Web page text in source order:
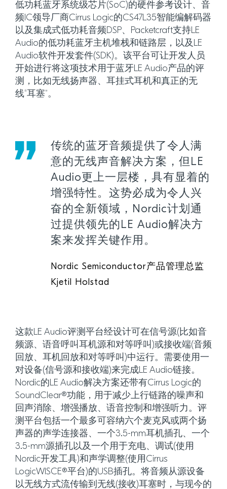
低功耗蓝牙系统级芯片(SoC)的硬件参考设计、音
频IC领导厂商Cirrus Logic的CS47L35智能编解码器
以及集成式低功耗音频DSP、Packetcraft支持LE
Audio的低功耗蓝牙主机堆栈和链路层，以及LE
Audio软件开发套件(SDK)。该平台可让开发人员
开始进行将这项技术用于蓝牙LE Audio产品的评
测，比如无线扬声器、耳挂式耳机和真正的无
线“耳塞”。
传统的蓝牙音频提供了令人满
意的无线声音解决方案，但LE
Audio更上一层楼，具有显着的
增强特性。这势必成为令人兴
奋的全新领域，Nordic计划通
过提供领先的LE Audio解决方
案来发挥关键作用。
Nordic Semiconductor产品管理总监
Kjetil Holstad
这款LE Audio评测平台经设计可在信号源(比如音
频源、语音呼叫耳机源和对等呼叫)或接收端(音频
回放、耳机回放和对等呼叫)中运行。需要使用一
对设备(信号源和接收端)来完成LE Audio链接。
Nordic的LE Audio解决方案还带有Cirrus Logic的
SoundClear®功能，用于减少上行链路的噪声和
回声消除、增强播放、语音控制和增强听力。评
测平台包括一个最多可容纳六个麦克风或两个扬
声器的声学连接器、一个3.5-mm耳机插孔、一个
3.5-mm源插孔以及一个用于充电、调试(使用
Nordic开发工具)和声学调整(使用Cirrus
LogicWISCE®平台)的USB插孔。将音频从源设备
以无线方式流传输到无线(接收)耳塞时，与现今的